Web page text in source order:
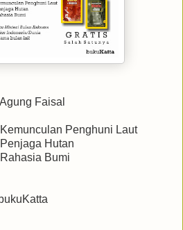
Faisal
Penghuni Laut
Hutan
Bumi